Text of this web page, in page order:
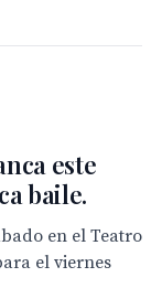
este
baile.
en el Teatro
el viernes